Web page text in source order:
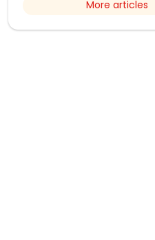
More articles